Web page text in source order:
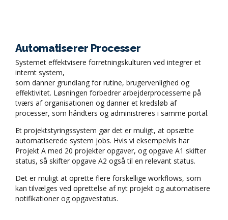
Automatiserer Processer
Systemet effektvisere forretningskulturen ved integrer et
internt system,
som danner grundlang for rutine, brugervenlighed og
effektivitet. Løsningen forbedrer arbejderprocesserne på
processer, som håndters og administreres i samme portal.
Et projektstyringssystem gør det er muligt, at opsætte
automatiserede system jobs. Hvis vi eksempelvis har
status, så skifter opgave A2 også til en relevant status.
Det er muligt at oprette flere forskellige workflows, som